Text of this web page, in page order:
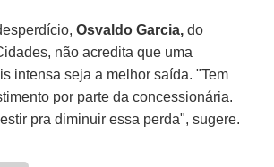
Osvaldo Garcia, do
não acredita que uma
intensa seja a melhor saída. "Tem
por parte da concessionária.
pra diminuir essa perda", sugere.